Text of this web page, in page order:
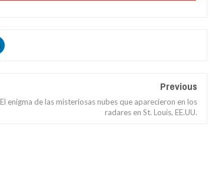
Previous
El enigma de las misteriosas nubes que aparecieron en los
radares en St. Louis, EE.UU.